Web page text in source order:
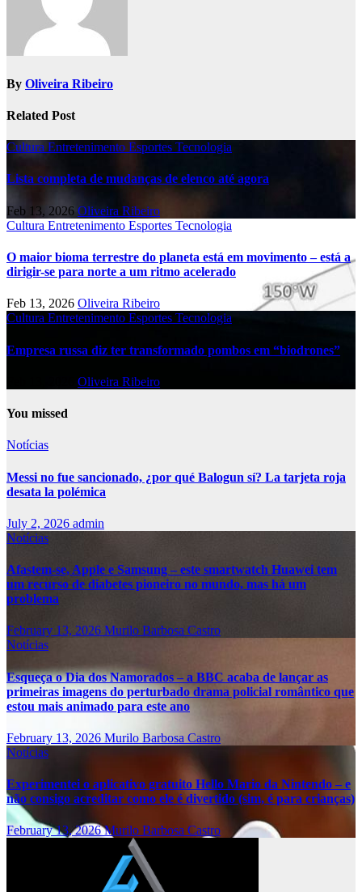
By Oliveira Ribeiro
Related Post
Cultura Entretenimento Esportes Tecnologia
Lista completa de mudanças de elenco até agora
Feb 13, 2026 Oliveira Ribeiro
Cultura Entretenimento Esportes Tecnologia
O maior bioma terrestre do planeta está em movimento – está a
dirigir-se para norte a um ritmo acelerado
Feb 13, 2026 Oliveira Ribeiro
Cultura Entretenimento Esportes Tecnologia
Empresa russa diz ter transformado pombos em “biodrones”
Oliveira Ribeiro
You missed
Notícias
Messi no fue sancionado, ¿por qué Balogun sí? La tarjeta roja
desata la polémica
July 2, 2026 admin
Notícias
Afastem-se, Apple e Samsung – este smartwatch Huawei tem
um recurso de diabetes pioneiro no mundo, mas há um
problema
February 13, 2026 Murilo Barbosa Castro
Notícias
Esqueça o Dia dos Namorados – a BBC acaba de lançar as
primeiras imagens do perturbado drama policial romântico que
estou mais animado para este ano
February 13, 2026 Murilo Barbosa Castro
Notícias
Experimentei o aplicativo gratuito Hello Mario da Nintendo – e
não consigo acreditar como ele é divertido (sim, é para crianças)
February 13, 2026Murilo Barbosa Castro